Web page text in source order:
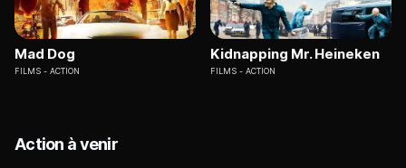
Mad Dog
FILMS ACTION
Kidnapping Mr. Heineken
FILMS ACTION
Action à venir